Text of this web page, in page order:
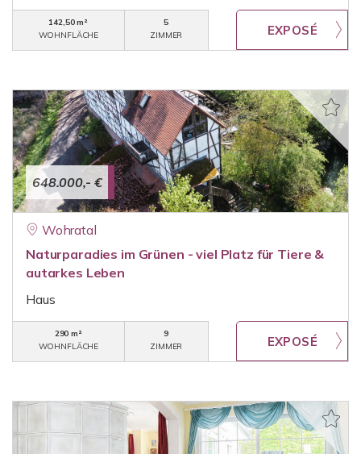
142,50 m²
WOHNFLÄCHE
5
ZIMMER
648.000,- €
Wohratal
Naturparadies im Grünen - viel Platz für Tiere &
autarkes Leben
Haus
290 m²
WOHNFLÄCHE
9
ZIMMER